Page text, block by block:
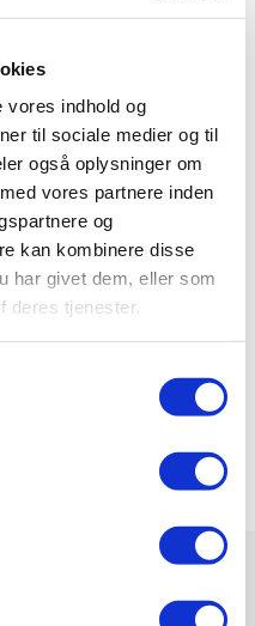
vores indhold og
til sociale medier og til
også oplysninger om
vores partnere inden
og
kan kombinere disse
har givet dem, eller som
deres tjenester.
indbo og almindeligt
på, at din
eller begrænsninger
Det kan være en god
og få klarhed over,
er dækket, og om der er
eller værditilføjelser
ejendele, f.eks. ved
måde kan du bevise